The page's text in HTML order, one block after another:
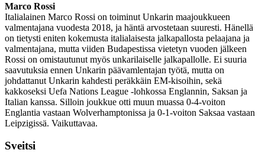
Marco Rossi
Italialainen Marco Rossi on toiminut Unkarin maajoukkueen
valmentajana vuodesta 2018, ja häntä arvostetaan suuresti. Hänellä
on tietysti eniten kokemusta italialaisesta jalkapallosta pelaajana ja
valmentajana, mutta viiden Budapestissa vietetyn vuoden jälkeen
Rossi on omistautunut myös unkarilaiselle jalkapallolle. Ei suuria
saavutuksia ennen Unkarin päävamlentajan työtä, mutta on
johdattanut Unkarin kahdesti peräkkäin EM-kisoihin, sekä
kakkoseksi Uefa Nations League -lohkossa Englannin, Saksan ja
Italian kanssa. Silloin joukkue otti muun muassa 0-4-voiton
Englantia vastaan Wolverhamptonissa ja 0-1-voiton Saksaa vastaan
Leipzigissä. Vaikuttavaa.
Sveitsi